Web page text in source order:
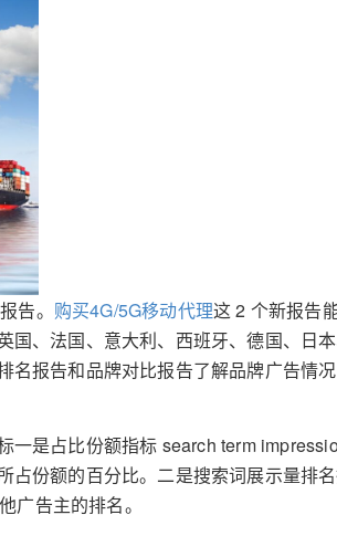
告。 购买4G/5G移动代理这 2 个新报告
国、法国、意大利、西班牙、德国、日
报告和品牌对比报告了解品牌广告情况
一是占比份额指标 search term
占份额的百分比。二是搜索词展示量排
广告主的排名。